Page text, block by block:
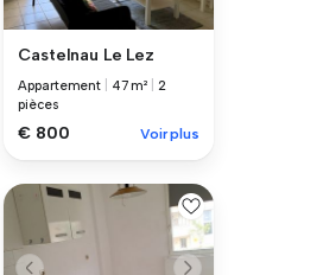
Castelnau Le Lez
Appartement 47 m²
2
pièces
€ 800 Voir plus